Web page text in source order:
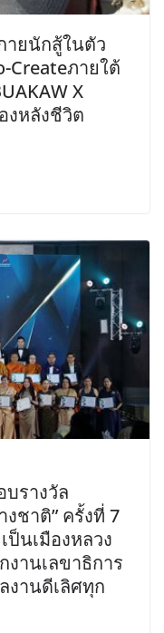
ยนักสู้ในตัว
Createภายใต้
X
องหลังชีวิต
บรางวัล
ชาติ” ครั้งที่ 7
ป็นเมืองหลวง
งานเลขาธิการ
งานดีเลิศทุก